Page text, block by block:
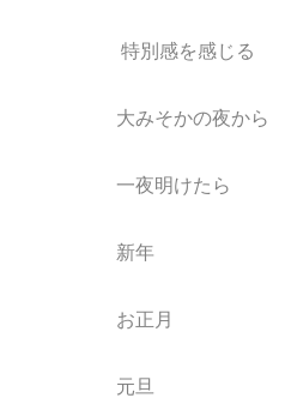
特別感を感じる
大みそかの夜から
一夜明けたら
新年
お正月
元旦